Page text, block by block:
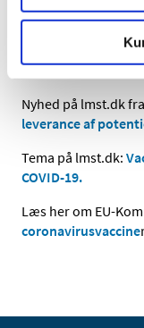
vaccineres med
Nyhed på lmst.dk
forhåndsindkøb af
Nyhed på lmst.dk
leverance af
Tema på lmst.dk:
COVID-19.
Læs her om EU-
coronavirusvaccine